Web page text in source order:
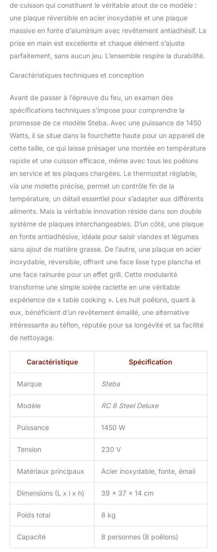
de cuisson qui constituent le véritable atout de ce modèle :
une plaque réversible en acier inoxydable et une plaque
massive en fonte d’aluminium avec revêtement antiadhésif. La
prise en main est excellente et chaque élément s’ajuste
parfaitement, sans aucun jeu. L’ensemble respire la durabilité.
Caractéristiques techniques et conception
Avant de passer à l’épreuve du feu, un examen des
spécifications techniques s’impose pour comprendre la
promesse de ce modèle Steba. Avec une puissance de 1450
Watts, il se situe dans la fourchette haute pour un appareil de
cette taille, ce qui laisse présager une montée en température
rapide et une cuisson efficace, même avec tous les poêlons
en service et les plaques chargées. Le thermostat réglable,
via une molette précise, permet un contrôle fin de la
température, un détail essentiel pour s’adapter aux différents
aliments. Mais la véritable innovation réside dans son double
système de plaques interchangeables. D’un côté, une plaque
en fonte antiadhésive, idéale pour saisir viandes et légumes
sans ajout de matière grasse. De l’autre, une plaque en acier
inoxydable, réversible, offrant une face lisse type plancha et
une face rainurée pour un effet grill. Cette modularité
transforme une simple soirée raclette en une véritable
expérience de « table cooking ». Les huit poêlons, quant à
eux, bénéficient d’un revêtement émaillé, une alternative
intéressante au téflon, réputée pour sa longévité et sa facilité
de nettoyage.
Caractéristique Spécification
Marque Steba
Modèle RC 8 Steel Deluxe
Puissance 1450 W
Tension 230 V
Matériaux principaux Acier inoxydable, fonte, émail
Dimensions (L x l x h) 39 x 37 x 14 cm
Poids total 8 kg
Capacité 8 personnes (8 poêlons)